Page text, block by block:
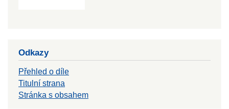
Odkazy
Přehled o díle
Titulní strana
Stránka s obsahem